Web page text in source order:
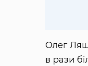
Олег
в рази